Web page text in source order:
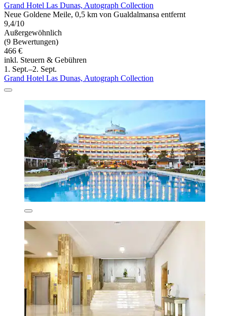
Grand Hotel Las Dunas, Autograph Collection
Neue Goldene Meile, 0,5 km von Gualdalmansa entfernt
9,4/10
Außergewöhnlich
(9 Bewertungen)
466 €
inkl. Steuern & Gebühren
1. Sept.–2. Sept.
Grand Hotel Las Dunas, Autograph Collection